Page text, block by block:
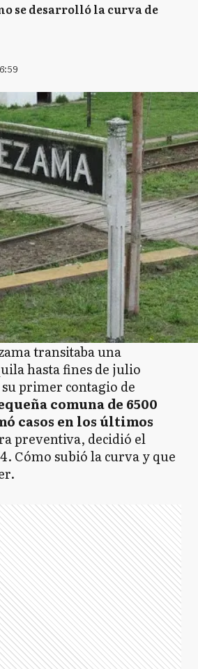
se desarrolló la curva de
transitaba una
hasta fines de julio
primer contagio de
comuna de 6500
casos en los últimos
preventiva, decidió el
Cómo subió la curva y que